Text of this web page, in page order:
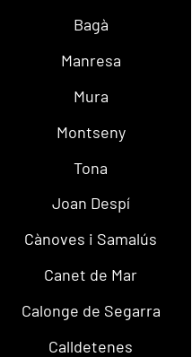
Bagà
Manresa
Mura
Montseny
Tona
Joan Despí
Cànoves i Samalús
Canet de Mar
Calonge de Segarra
Calldetenes